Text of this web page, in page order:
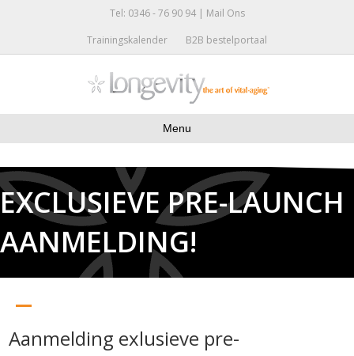
Tel: 0346 - 76 90 94 | Mail Ons
Trainingskalender
B2B bestelportaal
Menu
EXCLUSIEVE PRE-LAUNCH
AANMELDING!
Aanmelding exlusieve pre-